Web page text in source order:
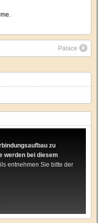
Palace
zu
werden bei diesem
entnehmen Sie bitte der